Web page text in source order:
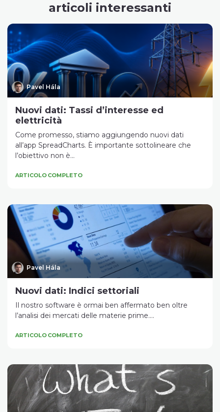
articoli interessanti
Pavel Hála
Nuovi dati: Tassi d’interesse ed
elettricità
Come promesso, stiamo aggiungendo nuovi dati
all’app SpreadCharts. È importante sottolineare che
l’obiettivo non è...
ARTICOLO COMPLETO
Pavel Hála
Nuovi dati: Indici settoriali
Il nostro software è ormai ben affermato ben oltre
l’analisi dei mercati delle materie prime....
ARTICOLO COMPLETO